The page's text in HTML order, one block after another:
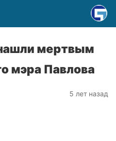
мертвым
мэра Павлова
5 лет назад